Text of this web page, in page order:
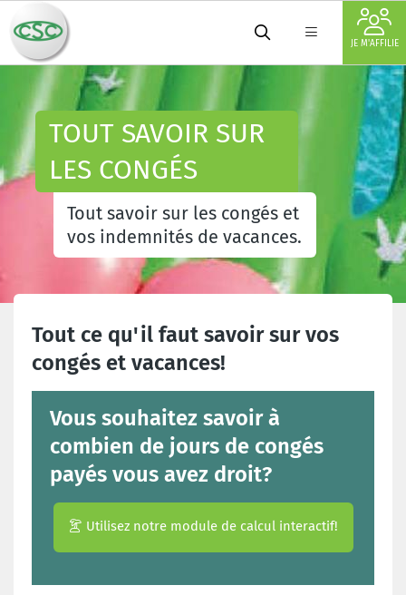
JE M'AFFILIE
TOUT SAVOIR SUR
LES CONGÉS
Tout savoir sur les congés et
vos indemnités de vacances.
Tout ce qu'il faut savoir sur vos
congés et vacances!
Vous souhaitez savoir à
combien de jours de congés
payés vous avez droit?
Utilisez notre module de calcul interactif!